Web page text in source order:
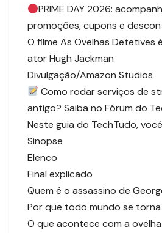
PRIME DAY 2026:
promoções, cupons e
O filme As Ovelhas Detetives
ator Hugh Jackman
Divulgação/Amazon Studios
Como rodar serviços de
antigo? Saiba no Fórum do
Neste guia do TechTudo,
Sinopse
Elenco
Final explicado
Quem é o assassino de
Por que todo mundo se
O que acontece com a